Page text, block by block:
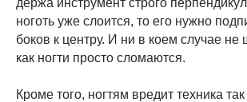
ноготь уже слоится, то его нужно
боков к центру. И ни в коем случае не
как ногти просто сломаются.
Кроме того, ногтям вредит техника